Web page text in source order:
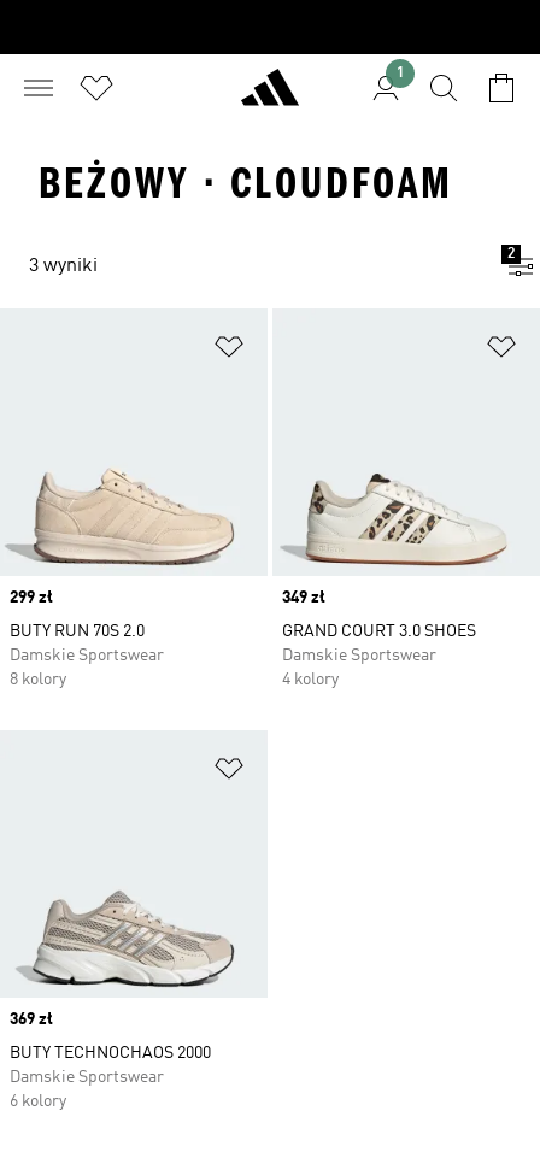
1
BEŻOWY · CLOUDFOAM
3 wyniki
2
Price
299 zł
BUTY RUN 70S 2.0
Damskie Sportswear
8 kolory
Price
349 zł
GRAND COURT 3.0 SHOES
Damskie Sportswear
4 kolory
Price
369 zł
BUTY TECHNOCHAOS 2000
Damskie Sportswear
6 kolory